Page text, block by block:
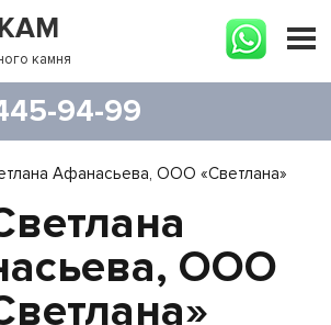
камня
94-99
Афанасьева, ООО «Светлана»
ООО